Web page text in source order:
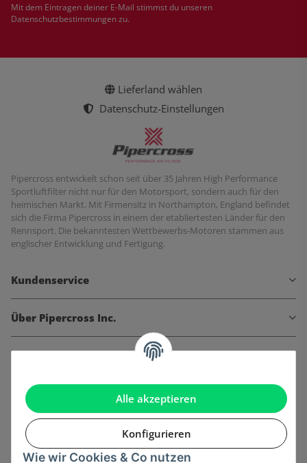
Alle akzeptieren
Konfigurieren
Wie wir Cookies & Co nutzen
Mit dem Eintragen deiner E-Mail stimmst du unseren
Datenschutzbestimmungenzu.
Lieferland wählen
Datenschutz-Einstellungen
Pipercross entwickelt schon seit über 35 Jahren High Performance
Sportluftfilter nicht nur für den Motorsport, sondern auch für den
heimischen Markt. Mit Firmensitz in Northampton, England befindet
sich die Firma Pipercross in einem der etabliertesten Länder für den
Rennsport. Die bekanntesten Wettbewerbs-Motoren stammen aus
englischer Entwicklung und Fertigung.
Kundenservice
Über Pipercross Inc.
Informationen
Gesetzliche Informationen